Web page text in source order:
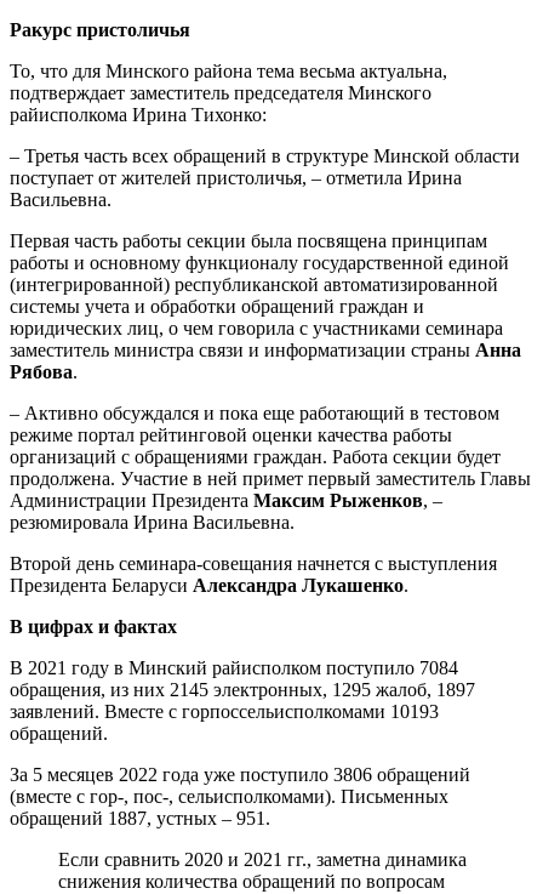
Ракурс пристоличья
То, что для Минского района тема весьма актуальна,
подтверждает заместитель председателя Минского
райисполкома Ирина Тихонко:
– Третья часть всех обращений в структуре Минской области
поступает от жителей пристоличья, – отметила Ирина
Васильевна.
Первая часть работы секции была посвящена принципам
работы и основному функционалу государственной единой
(интегрированной) республиканской автоматизированной
системы учета и обработки обращений граждан и
юридических лиц, о чем говорила с участниками семинара
заместитель министра связи и информатизации страны Анна
Рябова.
– Активно обсуждался и пока еще работающий в тестовом
режиме портал рейтинговой оценки качества работы
организаций с обращениями граждан. Работа секции будет
продолжена. Участие в ней примет первый заместитель Главы
Администрации Президента Максим Рыженков, –
резюмировала Ирина Васильевна.
Второй день семинара-совещания начнется с выступления
Президента Беларуси Александра Лукашенко.
В цифрах и фактах
В 2021 году в Минский райисполком поступило 7084
обращения, из них 2145 электронных, 1295 жалоб, 1897
заявлений. Вместе с горпоссельисполкомами 10193
обращений.
За 5 месяцев 2022 года уже поступило 3806 обращений
(вместе с гор-, пос-, сельисполкомами). Письменных
обращений 1887, устных – 951.
Если сравнить 2020 и 2021 гг., заметна динамика
снижения количества обращений по вопросам